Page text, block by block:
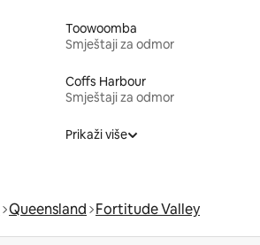
Toowoomba
Smještaji za odmor
Coffs Harbour
Smještaji za odmor
Prikaži više
Queensland Fortitude Valley